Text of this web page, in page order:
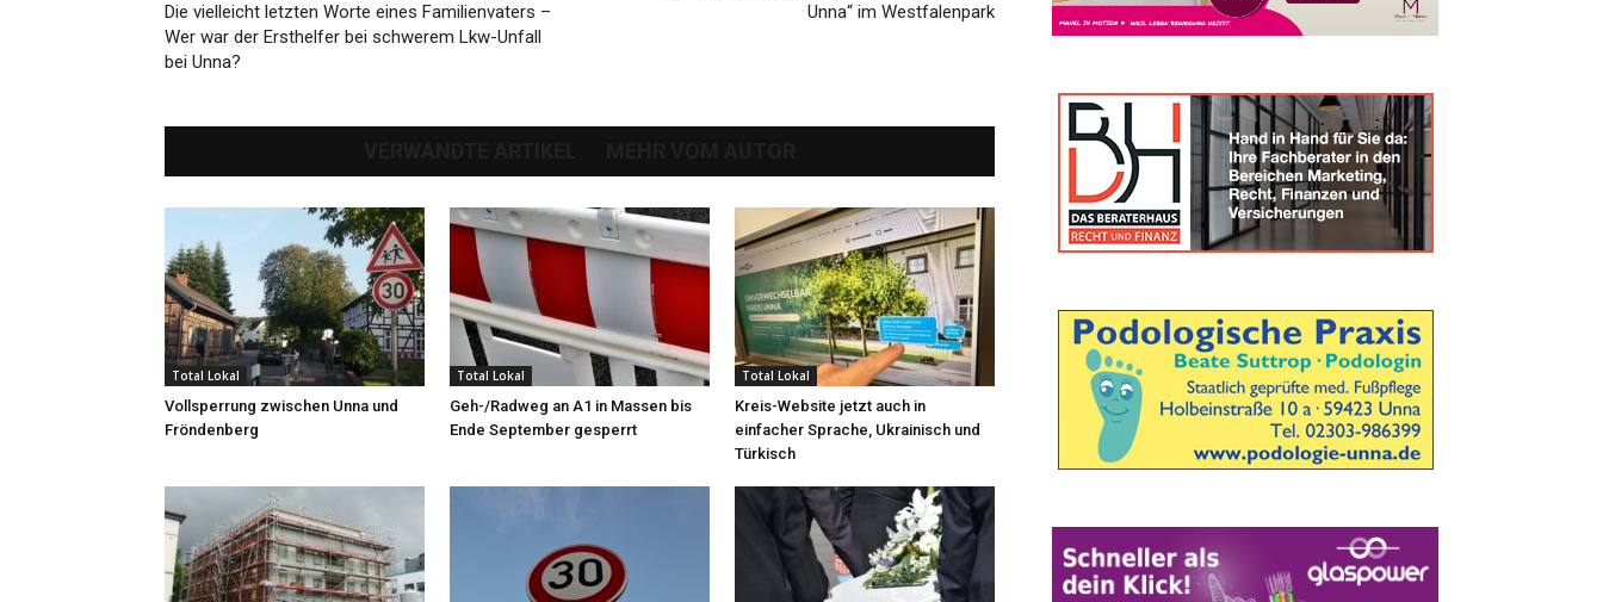
Die vielleicht letzten Worte eines Familienvaters –
Wer war der Ersthelfer bei schwerem Lkw-Unfall
bei Unna?
Unna“ im Westfalenpark
Total Lokal
Vollsperrung zwischen Unna und
Fröndenberg
Total Lokal
Geh-/Radweg an A1 in Massen bis
Ende September gesperrt
Total Lokal
Kreis-Website jetzt auch in
einfacher Sprache, Ukrainisch und
Türkisch